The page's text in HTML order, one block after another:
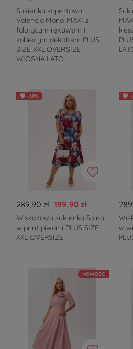
Sukienka kopertowa
Valencia Mono MAXI z
falującym rękawem i
kobiecym dekoltem PLUS
SIZE XXL OVERSIZE
WIOSNA LATO
-31%
289,90 zł 199,90 zł
Wiskozowa sukienka Solea
w print piwonii PLUS SIZE
XXL OVERSIZE
-
w
NOWOŚĆ